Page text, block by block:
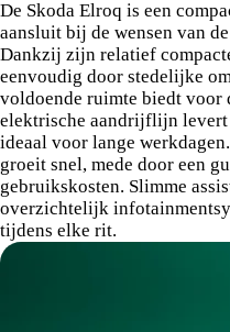
De Skoda Elroq is een
aansluit bij de wensen van
Dankzij zijn relatief
eenvoudig door stedelijke
voldoende ruimte biedt
elektrische aandrijflijn
ideaal voor lange
groeit snel, mede door een
gebruikskosten. Slimme
overzichtelijk
tijdens elke rit.